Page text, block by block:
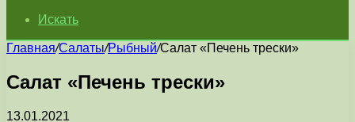
Искать
Главная/Салаты/Рыбный/Салат «Печень трески»
Салат «Печень трески»
13.01.2021